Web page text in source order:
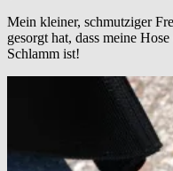
Mein kleiner, schmutziger
gesorgt hat, dass meine
Schlamm ist!